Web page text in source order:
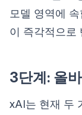
모델 영역에
이 즉각적으로
3단계: 올
xAI는 현재 두